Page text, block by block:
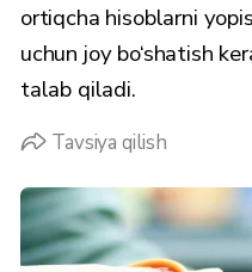
ortiqcha hisoblarni
uchun joy bo‘shatish
talab qiladi.
Tavsiya qilish